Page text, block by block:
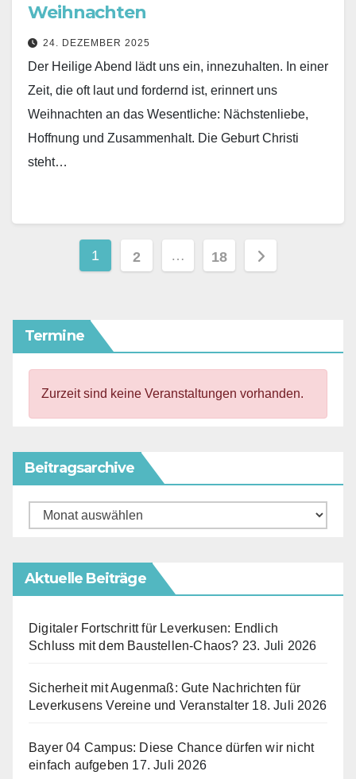
Weihnachten
24. DEZEMBER 2025
Der Heilige Abend lädt uns ein, innezuhalten. In einer
Zeit, die oft laut und fordernd ist, erinnert uns
Weihnachten an das Wesentliche: Nächstenliebe,
Hoffnung und Zusammenhalt. Die Geburt Christi
steht…
Seitennummerierung
Beiträge
1 2 … 18
Termine
Zurzeit sind keine Veranstaltungen vorhanden.
Beitragsarchive
Beitragsarchive
Aktuelle Beiträge
Digitaler Fortschritt für Leverkusen: Endlich
Schluss mit dem Baustellen-Chaos? 23. Juli 2026
Sicherheit mit Augenmaß: Gute Nachrichten für
Leverkusens Vereine und Veranstalter 18. Juli 2026
Bayer 04 Campus: Diese Chance dürfen wir nicht
einfach aufgeben 17. Juli 2026